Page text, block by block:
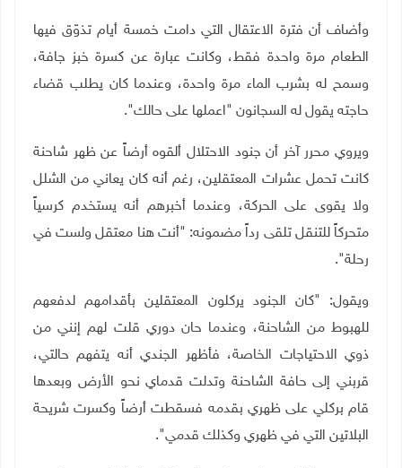
وأضاف أن فترة الاعتقال التي دامت خمسة أيام تذوّق فيها
الطعام مرة واحدة فقط، وكانت عبارة عن كسرة خبز جافة،
وسمح له بشرب الماء مرة واحدة، وعندما كان يطلب قضاء
حاجته يقول له السجانون "اعملها على حالك".
ويروي محرر آخر أن جنود الاحتلال ألقوه أرضاً عن ظهر شاحنة
كانت تحمل عشرات المعتقلين، رغم أنه كان يعاني من الشلل
ولا يقوى على الحركة، وعندما أخبرهم أنه يستخدم كرسياً
متحركاً للتنقل تلقى رداً مضمونه: "أنت هنا معتقل ولست في
رحلة".
ويقول: "كان الجنود يركلون المعتقلين بأقدامهم لدفعهم
للهبوط من الشاحنة، وعندما حان دوري قلت لهم إنني من
ذوي الاحتياجات الخاصة، فأظهر الجندي أنه يتفهم حالتي،
قربني إلى حافة الشاحنة وتدلت قدماي نحو الأرض وبعدها
قام بركلي على ظهري بقدمه فسقطت أرضاً وكسرت شريحة
البلاتين التي في ظهري وكذلك قدمي".